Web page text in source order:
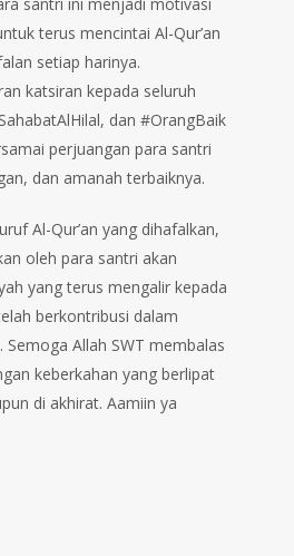
terus mencintai Al-Qur’an
setiap harinya.
katsiran kepada seluruh
dan #OrangBaik
perjuangan para santri
dan amanah terbaiknya.
Al-Qur’an yang dihafalkan,
oleh para santri akan
yang terus mengalir kepada
berkontribusi dalam
Semoga Allah SWT membalas
keberkahan yang berlipat
di akhirat. Aamiin ya